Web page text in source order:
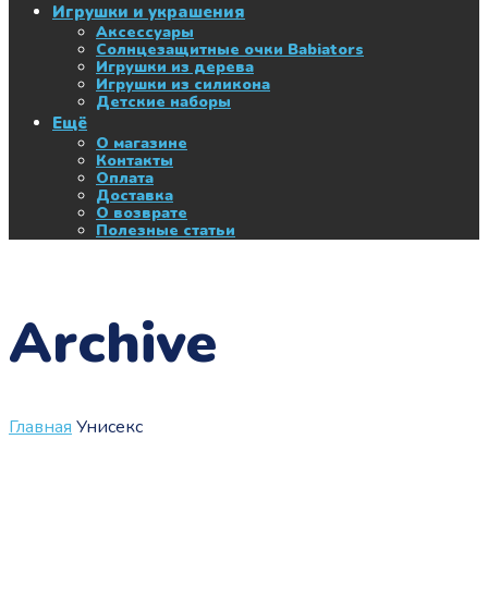
Игрушки и украшения
Аксессуары
Солнцезащитные очки Babiators
Игрушки из дерева
Игрушки из силикона
Детские наборы
Ещё
О магазине
Контакты
Оплата
Доставка
О возврате
Полезные статьи
Archive
Главная Унисекс